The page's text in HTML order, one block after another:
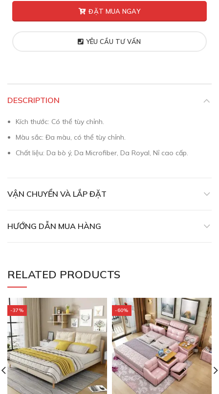
ĐẶT MUA NGAY
YÊU CẦU TƯ VẤN
DESCRIPTION
Kích thước: Có thể tùy chỉnh.
Màu sắc: Đa màu, có thể tùy chỉnh.
Chất liệu: Da bò ý, Da Microfiber, Da Royal, Nỉ cao cấp.
VẬN CHUYỂN VÀ LẮP ĐẶT
HƯỚNG DẪN MUA HÀNG
RELATED PRODUCTS
-37% -60%